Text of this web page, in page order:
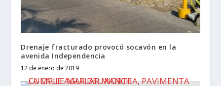
Drenaje fracturado provocó socavón en la
avenida Independencia
12 de enero de 2019